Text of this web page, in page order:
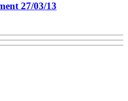
27/03/13